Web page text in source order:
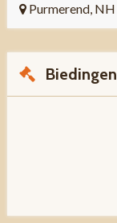
Purmerend, NH
Biedingen